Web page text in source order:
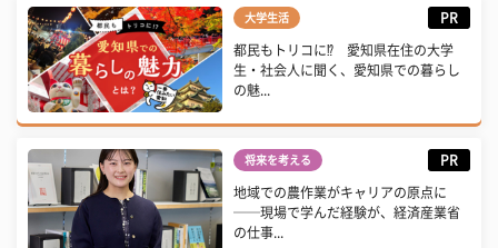
大学生活 PR
都民もトリコに⁉ 愛知県在住の大学
生・社会人に聞く、愛知県での暮らし
の魅...
将来を考える PR
地域での農作業がキャリアの原点に
──現場で学んだ経験が、経済産業省
の仕事...